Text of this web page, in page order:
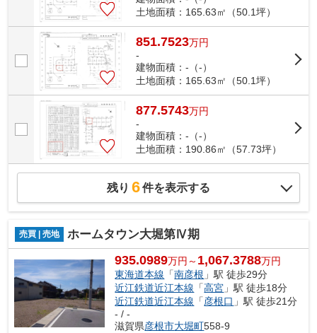
土地面積：165.63㎡（50.1坪）
851.7523万円
-
建物面積：-（-）
土地面積：165.63㎡（50.1坪）
877.5743万円
-
建物面積：-（-）
土地面積：190.86㎡（57.73坪）
残り 6件を表示する
売買 | 売地 ホームタウン大堀第Ⅳ期
935.0989万円～ 1,067.3788万円
東海道本線 「南彦根 」駅 徒歩29分
近江鉄道近江本線 「高宮 」駅 徒歩18分
近江鉄道近江本線 「彦根口 」駅 徒歩21分
- / -
滋賀県彦根市大堀町558-9